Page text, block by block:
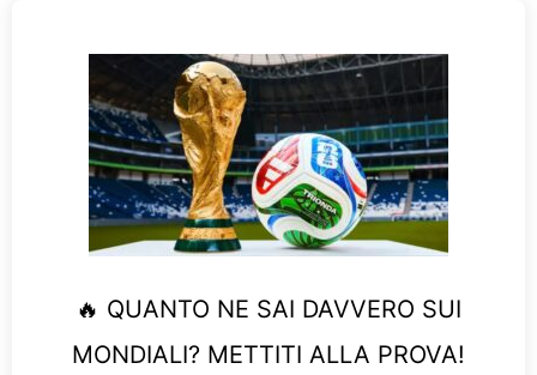
🔥 QUANTO NE SAI DAVVERO SUI
MONDIALI? METTITI ALLA PROVA!